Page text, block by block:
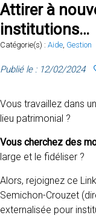
Attirer à
institutions…
Catégorie(s) : Aide, Gestion
Publié le : 12/02/2024
Vous travaillez dans
lieu patrimonial ?
Vous cherchez des
large et le fidéliser ?
Alors, rejoignez ce
Semichon-Crouzet
externalisée pour